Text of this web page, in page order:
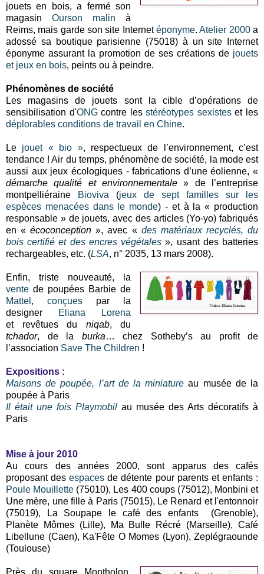
jouets en bois, a fermé son
magasinOurson malin à
Reims, mais garde son site Internetéponyme.Atelier 2000a
adossé sa boutique parisienne (75018) à un site Internet
éponyme assurant la promotion de ses créations de jouets
et jeux en bois, peints ou à peindre.
Phénomènes de société
Les magasins de jouets sont la cible d’opérations de
sensibilisation d'ONGcontre lesstéréotypes sexisteset les
déplorables conditions de travail en Chine.
Le jouet « bio », respectueux de l’environnement, c’est
tendance ! Air du temps, phénomène de société, la mode est
aussi aux jeux écologiques - fabrications d’une éolienne, «
démarche qualité et environnementale » de l’entreprise
montpelliéraine
Bioviva (jeux de sept familles sur les
espèces menacées dans le monde) - et à la « production
responsable » de jouets, avec des articles (Yo-yo) fabriqués
en «écoconception », avec « des matériaux recyclés, du
bois certifié et des encres végétales », usant des batteries
rechargeables, etc. (LSA, n° 2035, 13 mars 2008).
Enfin, triste nouveauté, la
vente de poupées Barbie de
Mattel ,conçues par la
designer
Eliana Lorena
et revêtues du niqab, du
tchador, de la burka… chez Sotheby’s au profit de
l’association Save The Children !
Expositions :
Maisons de poupée, l’art de la miniature au musée de la
poupée à Paris
Il était une fois Playmobil au musée des Arts décoratifs à
Paris
Mise à jour 2010
Au cours des années 2000, sont apparus des cafés
proposant desespaces de détente pour parents et enfants :
Poule Mouillette (75010), Les 400 coups (75012), Monbini et
Une mère, une fille à Paris (75015), Le Renard et l'entonnoir
(75019), La Soupape le café des enfants (Grenoble),
Planète Mômes (Lille), Ma Bulle Récré (Marseille), Café
Libellune (Caen), Ka'Fête O Momes (Lyon), Zeplégraounde
(Toulouse)
Près du square Montholon